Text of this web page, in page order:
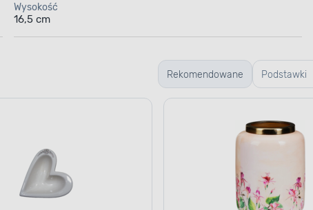
Wysokość
16,5 cm
Rekomendowane Podstawki